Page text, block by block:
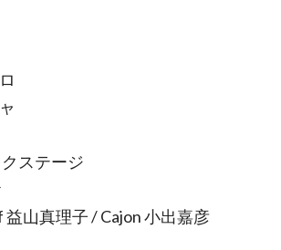
ロ
ャ
ステージ
益山真理子 / Cajon 小出嘉彦